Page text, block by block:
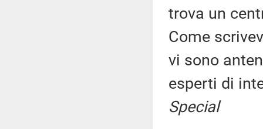
trova un
Come
vi sono
esperti di
Special